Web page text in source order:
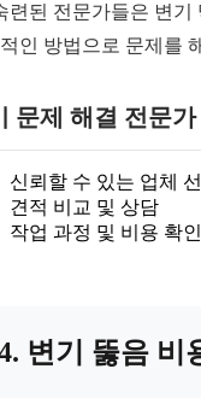
련된 전문가들은 변
인 방법으로 문제를
문제 해결 전문
신뢰할 수 있는 업체
견적 비교 및 상담
작업 과정 및 비용 확인
변기 뚫음 비